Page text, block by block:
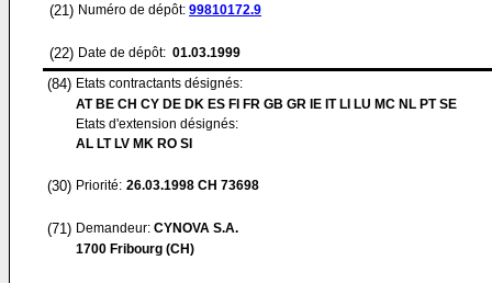
(21) Numéro de dépôt: 99810172.9
(22) Date de dépôt: 01.03.1999
(84) Etats contractants désignés:
AT BE CH CY DE DK ES FI FR GB GR IE IT LI LU MC NL PT SE
Etats d'extension désignés:
AL LT LV MK RO SI
(30) Priorité: 26.03.1998 CH 73698
(71) Demandeur: CYNOVA S.A.
1700 Fribourg (CH)